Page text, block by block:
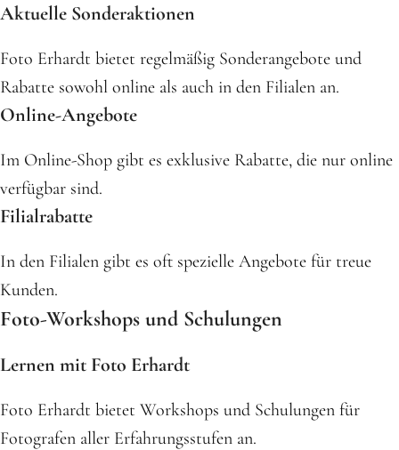
Aktuelle Sonderaktionen
Foto Erhardt bietet regelmäßig Sonderangebote und
Rabatte sowohl online als auch in den Filialen an.
Online-Angebote
Im Online-Shop gibt es exklusive Rabatte, die nur online
verfügbar sind.
Filialrabatte
In den Filialen gibt es oft spezielle Angebote für treue
Kunden.
Foto-Workshops und Schulungen
Lernen mit Foto Erhardt
Foto Erhardt bietet Workshops und Schulungen für
Fotografen aller Erfahrungsstufen an.